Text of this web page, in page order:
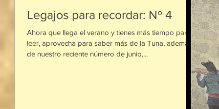
Legajos para recordar: Nº 4
Ahora que llega el verano y tienes más tiempo para
leer, aprovecha para saber más de la Tuna, además
de nuestro reciente número de junio,...